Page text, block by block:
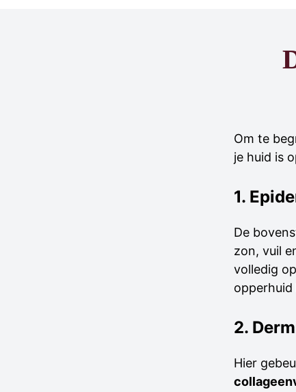
Om te
je huid is
1.
De
zon, vuil
volledig
opperhuid
2.
Hier